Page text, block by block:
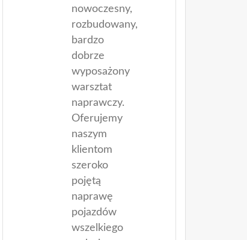
nowoczesny,
rozbudowany,
bardzo
dobrze
wyposażony
warsztat
naprawczy.
Oferujemy
naszym
klientom
szeroko
pojętą
naprawę
pojazdów
wszelkiego